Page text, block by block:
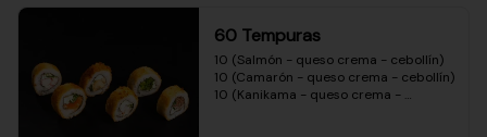
60 Tempuras
10 (Salmón - queso crema - cebollín)
10 (Camarón - queso crema - cebollín)
10 (Kanikama - queso crema -